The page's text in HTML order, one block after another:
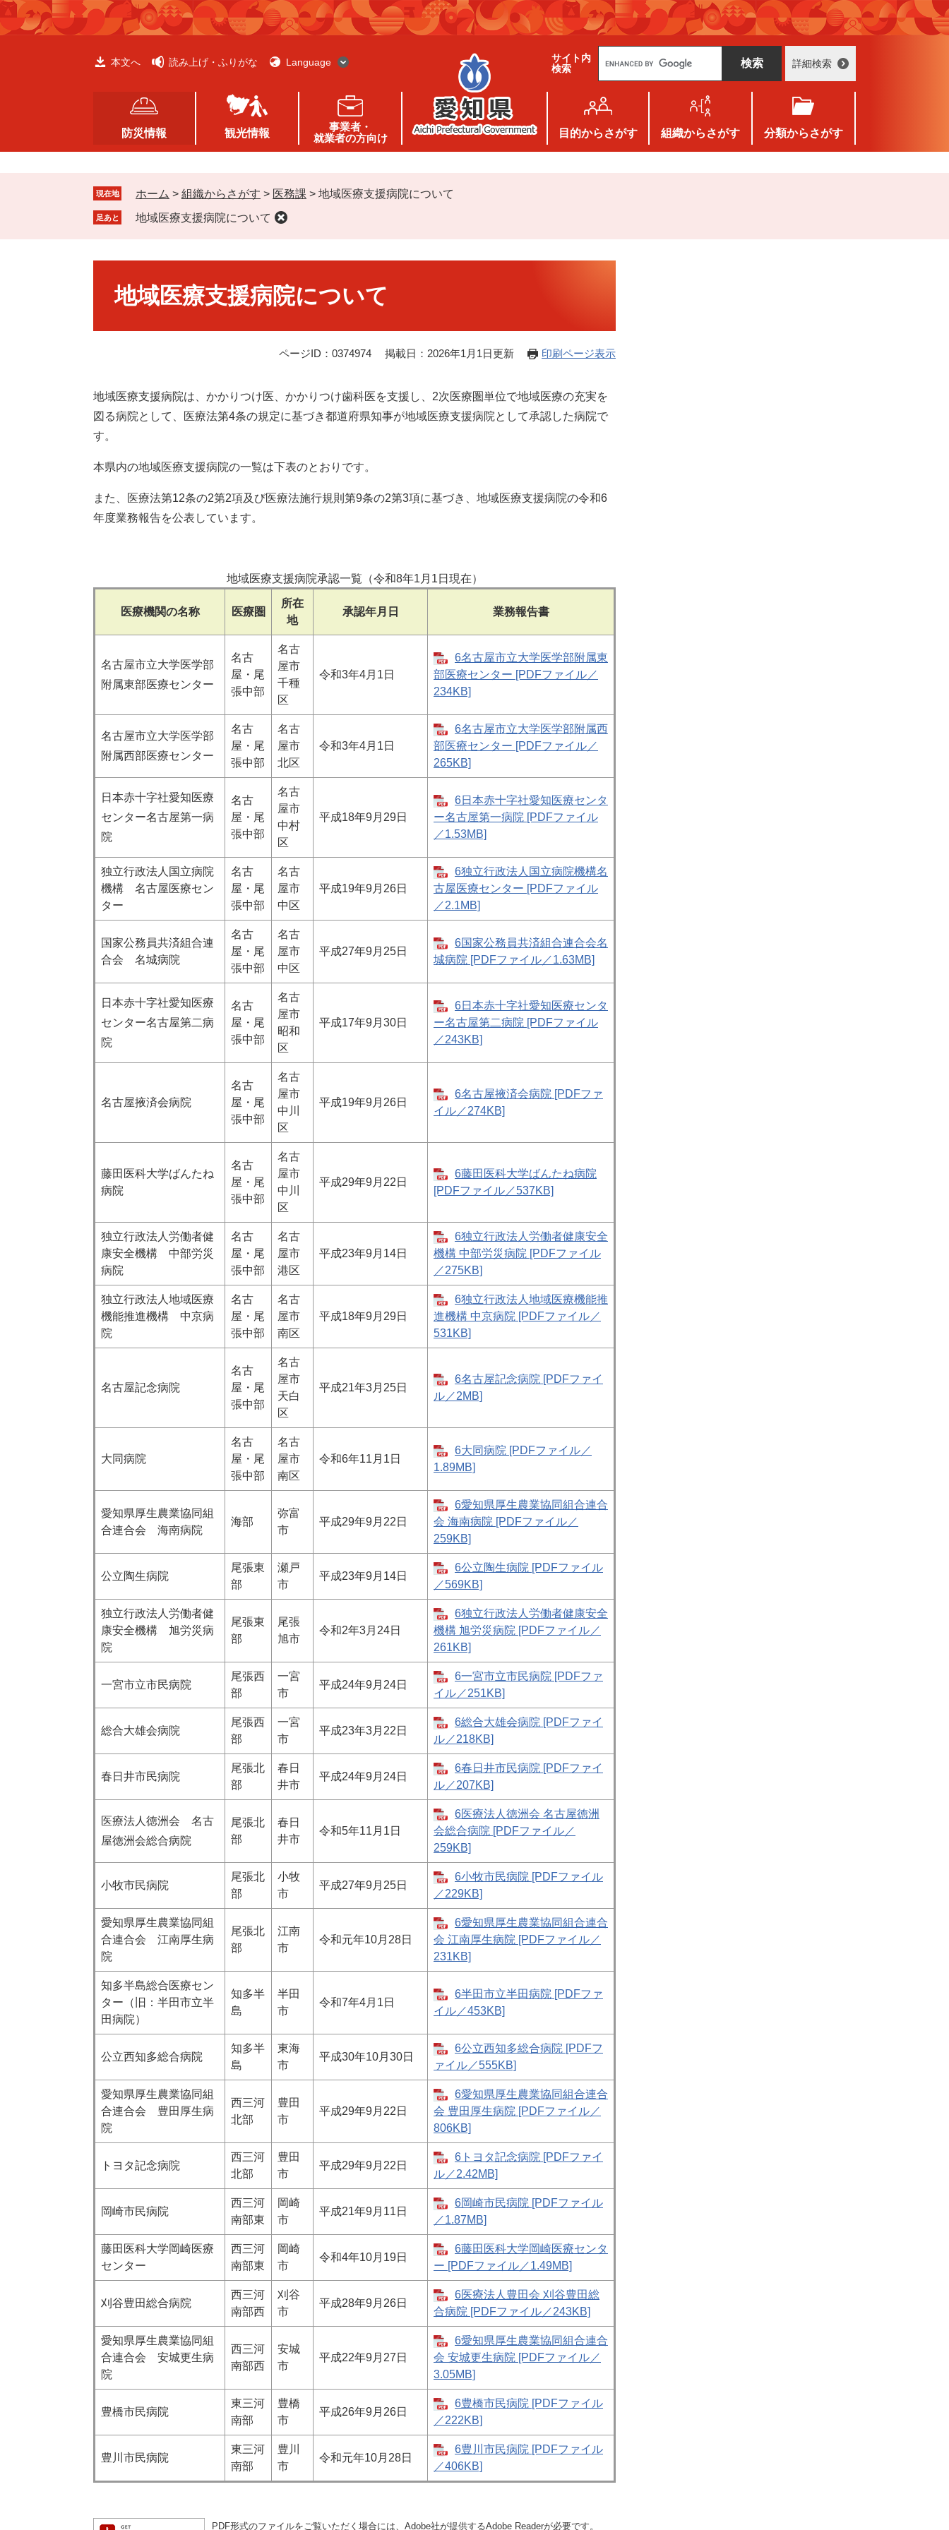
ペ
ー
メ
ニ
本文へ 読み上げ・ふりがな Language
サイト内
検索
g
e
カ
タ
ム
検
詳細検索
防災情報 観光情報
事業者・
就業者の方向け
目的からさがす 組織からさがす 分類からさがす
現在地 ホーム > 組織からさがす > 医務課 > 地域医療支援病院について
足あと 地域医療支援病院について
地域医療支援病院について
ページID：0374974 掲載日：2026年1月1日更新 印刷ページ表示
地域医療支援病院は、かかりつけ医、かかりつけ歯科医を支援し、2次医療圏単位で地域医療の充実を
図る病院として、医療法第4条の規定に基づき都道府県知事が地域医療支援病院として承認した病院で
す。
本県内の地域医療支援病院の一覧は下表のとおりです。
また、医療法第12条の2第2項及び医療法施行規則第9条の2第3項に基づき、地域医療支援病院の令和6
年度業務報告を公表しています。
地域医療支援病院承認一覧（令和8年1月1日現在）
医療機関の名称 医療圏
所在
地
承認年月日 業務報告書
名古屋市立大学医学部
附属東部医療センター
名古
屋・尾
張中部
名古
屋市
千種
区
令和3年4月1日
6名古屋市立大学医学部附属東
部医療センター [PDFファイル／
234KB]
名古屋市立大学医学部
附属西部医療センター
名古
屋・尾
張中部
名古
屋市
北区
令和3年4月1日
6名古屋市立大学医学部附属西
部医療センター [PDFファイル／
265KB]
日本赤十字社愛知医療
センター名古屋第一病
院
名古
屋・尾
張中部
名古
屋市
中村
区
平成18年9月29日
6日本赤十字社愛知医療センタ
ー名古屋第一病院 [PDFファイル
／1.53MB]
独立行政法人国立病院
機構 名古屋医療セン
ター
名古
屋・尾
張中部
名古
屋市
中区
平成19年9月26日
6独立行政法人国立病院機構名
古屋医療センター [PDFファイル
／2.1MB]
国家公務員共済組合連
合会 名城病院
名古
屋・尾
張中部
名古
屋市
中区
平成27年9月25日
6国家公務員共済組合連合会名
城病院 [PDFファイル／1.63MB]
日本赤十字社愛知医療
センター名古屋第二病
院
名古
屋・尾
張中部
名古
屋市
昭和
区
平成17年9月30日
6日本赤十字社愛知医療センタ
ー名古屋第二病院 [PDFファイル
／243KB]
名古屋掖済会病院
名古
屋・尾
張中部
名古
屋市
中川
区
平成19年9月26日
6名古屋掖済会病院 [PDFファ
イル／274KB]
藤田医科大学ばんたね
病院
名古
屋・尾
張中部
名古
屋市
中川
区
平成29年9月22日
6藤田医科大学ばんたね病院
[PDFファイル／537KB]
独立行政法人労働者健
康安全機構 中部労災
病院
名古
屋・尾
張中部
名古
屋市
港区
平成23年9月14日
6独立行政法人労働者健康安全
機構 中部労災病院 [PDFファイル
／275KB]
独立行政法人地域医療
機能推進機構 中京病
院
名古
屋・尾
張中部
名古
屋市
南区
平成18年9月29日
6独立行政法人地域医療機能推
進機構 中京病院 [PDFファイル／
531KB]
名古屋記念病院
名古
屋・尾
張中部
名古
屋市
天白
区
平成21年3月25日
6名古屋記念病院 [PDFファイ
ル／2MB]
大同病院
名古
屋・尾
張中部
名古
屋市
南区
令和6年11月1日
6大同病院 [PDFファイル／
1.89MB]
愛知県厚生農業協同組
合連合会 海南病院
海部
弥富
市
平成29年9月22日
6愛知県厚生農業協同組合連合
会 海南病院 [PDFファイル／
259KB]
公立陶生病院
尾張東
部
瀬戸
市
平成23年9月14日
6公立陶生病院 [PDFファイル
／569KB]
独立行政法人労働者健
康安全機構 旭労災病
院
尾張東
部
尾張
旭市
令和2年3月24日
6独立行政法人労働者健康安全
機構 旭労災病院 [PDFファイル／
261KB]
一宮市立市民病院
尾張西
部
一宮
市
平成24年9月24日
6一宮市立市民病院 [PDFファ
イル／251KB]
総合大雄会病院
尾張西
部
一宮
市
平成23年3月22日
6総合大雄会病院 [PDFファイ
ル／218KB]
春日井市民病院
尾張北
部
春日
井市
平成24年9月24日
6春日井市民病院 [PDFファイ
ル／207KB]
医療法人徳洲会 名古
屋徳洲会総合病院
尾張北
部
春日
井市
令和5年11月1日
6医療法人徳洲会 名古屋徳洲
会総合病院 [PDFファイル／
259KB]
小牧市民病院
尾張北
部
小牧
市
平成27年9月25日
6小牧市民病院 [PDFファイル
／229KB]
愛知県厚生農業協同組
合連合会 江南厚生病
院
尾張北
部
江南
市
令和元年10月28日
6愛知県厚生農業協同組合連合
会 江南厚生病院 [PDFファイル／
231KB]
知多半島総合医療セン
ター（旧：半田市立半
田病院）
知多半
島
半田
市
令和7年4月1日
6半田市立半田病院 [PDFファ
イル／453KB]
公立西知多総合病院
知多半
島
東海
市
平成30年10月30日
6公立西知多総合病院 [PDFフ
ァイル／555KB]
愛知県厚生農業協同組
合連合会 豊田厚生病
院
西三河
北部
豊田
市
平成29年9月22日
6愛知県厚生農業協同組合連合
会 豊田厚生病院 [PDFファイル／
806KB]
トヨタ記念病院
西三河
北部
豊田
市
平成29年9月22日
6トヨタ記念病院 [PDFファイ
ル／2.42MB]
岡崎市民病院
西三河
南部東
岡崎
市
平成21年9月11日
6岡崎市民病院 [PDFファイル
／1.87MB]
藤田医科大学岡崎医療
センター
西三河
南部東
岡崎
市
令和4年10月19日
6藤田医科大学岡崎医療センタ
ー [PDFファイル／1.49MB]
刈谷豊田総合病院
西三河
南部西
刈谷
市
平成28年9月26日
6医療法人豊田会 刈谷豊田総
合病院 [PDFファイル／243KB]
愛知県厚生農業協同組
合連合会 安城更生病
院
西三河
南部西
安城
市
平成22年9月27日
6愛知県厚生農業協同組合連合
会 安城更生病院 [PDFファイル／
3.05MB]
豊橋市民病院
東三河
南部
豊橋
市
平成26年9月26日
6豊橋市民病院 [PDFファイル
／222KB]
豊川市民病院
東三河
南部
豊川
市
令和元年10月28日
6豊川市民病院 [PDFファイル
／406KB]
PDF形式のファイルをご覧いただく場合には、Adobe社が提供するAdobe Readerが必要です。